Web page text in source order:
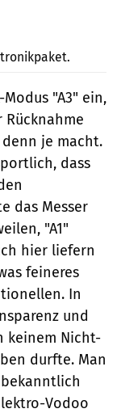
"A3" ein,
je macht.
dass
das Messer
"A1"
hier liefern
feineres
In
und
keinem Nicht-
durfte. Man
Vodoo